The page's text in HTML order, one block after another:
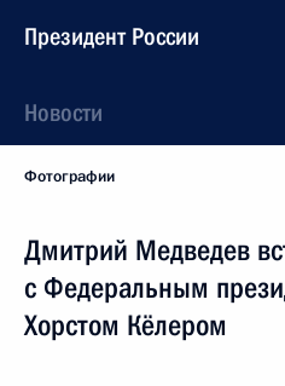
Президент России
Новости
Фотографии
Дмитрий Медведев
с Федеральным
Хорстом Кёлером